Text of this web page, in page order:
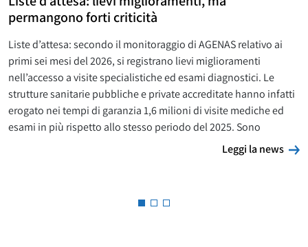
permangono forti criticità
Liste d’attesa: secondo il monitoraggio di AGENAS relativo ai
primi sei mesi del 2026, si registrano lievi miglioramenti
nell’accesso a visite specialistiche ed esami diagnostici. Le
strutture sanitarie pubbliche e private accreditate hanno infatti
erogato nei tempi di garanzia 1,6 milioni di visite mediche ed
esami in più rispetto allo stesso periodo del 2025. Sono
Leggi la news